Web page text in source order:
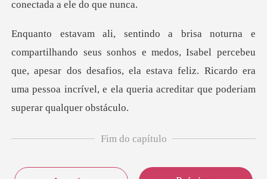
dos, Isabel percebeu
que, apesar dos desafios, ela estava feliz. Ricardo era
uma
Fim do capítulo